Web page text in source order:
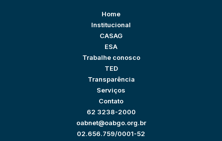
Home
Institucional
CASAG
ESA
Trabalhe conosco
TED
Transparência
Serviços
Contato
62 3238-2000
oabnet@oabgo.org.br
02.656.759/0001-52